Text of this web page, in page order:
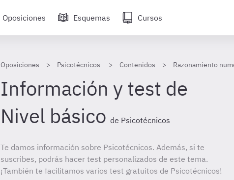
Oposiciones Esquemas Cursos
Oposiciones Psicotécnicos Contenidos Razonamiento
Información y test de
Nivel básico de Psicotécnicos
Te damos información sobre Psicotécnicos. Además, si te
suscribes, podrás hacer test personalizados de este tema.
¡También te facilitamos varios test gratuitos de Psicotécnicos!